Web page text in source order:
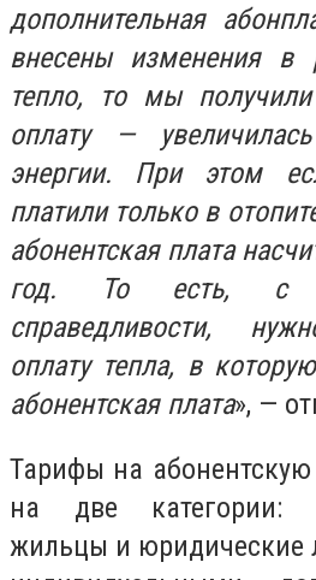
дополнительная
внесены изменения в
тепло, то мы
оплату —
энергии. При этом
платили только в
абонентская плата
год. То есть, с
справедливости,
оплату тепла, в
абонентская плата», —
Тарифы на абонентскую
на две категории:
жильцы и юридические